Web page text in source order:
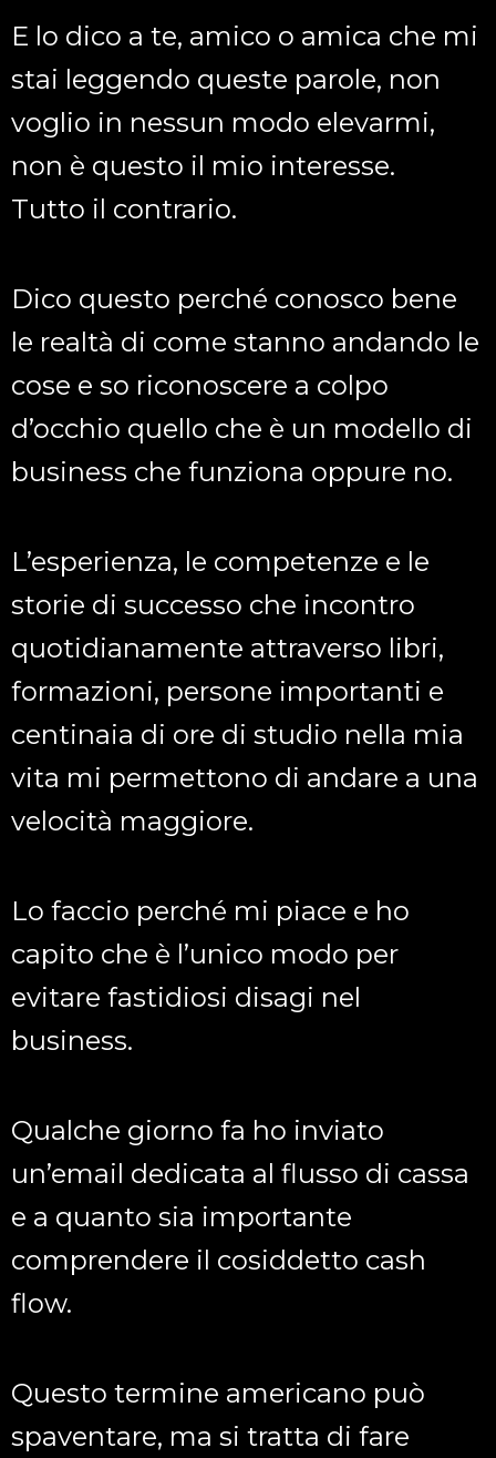
E lo dico a te, amico o amica che mi
stai leggendo queste parole, non
voglio in nessun modo elevarmi,
non è questo il mio interesse.
Tutto il contrario.
Dico questo perché conosco bene
le realtà di come stanno andando le
cose e so riconoscere a colpo
d’occhio quello che è un modello di
business che funziona oppure no.
L’esperienza, le competenze e le
storie di successo che incontro
quotidianamente attraverso libri,
formazioni, persone importanti e
centinaia di ore di studio nella mia
vita mi permettono di andare a una
velocità maggiore.
Lo faccio perché mi piace e ho
capito che è l’unico modo per
evitare fastidiosi disagi nel
business.
Qualche giorno fa ho inviato
un’email dedicata al flusso di cassa
e a quanto sia importante
comprendere il cosiddetto cash
flow.
Questo termine americano può
spaventare, ma si tratta di fare